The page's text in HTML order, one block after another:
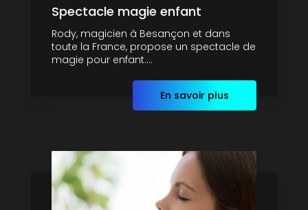
Spectacle magie enfant
Rody, magicien à Besançon et dans
toute la France, propose un spectacle de
magie pour enfant....
En savoir plus